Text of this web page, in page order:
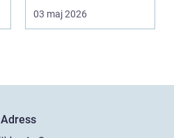
egen förmåga att lä...
03 maj 2026
Adress